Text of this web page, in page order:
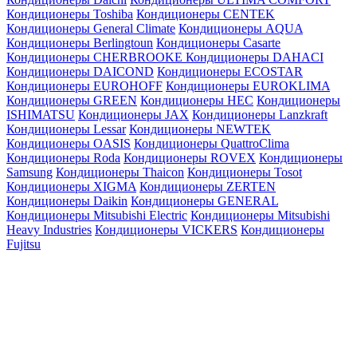
Кондиционеры Toshiba Кондиционеры CENTEK
Кондиционеры General Climate Кондиционеры AQUA
Кондиционеры Berlingtoun Кондиционеры Casarte
Кондиционеры CHERBROOKE Кондиционеры DAHACI
Кондиционеры DAICOND Кондиционеры ECOSTAR
Кондиционеры EUROHOFF Кондиционеры EUROKLIMA
Кондиционеры GREEN Кондиционеры HEC Кондиционеры
ISHIMATSU Кондиционеры JAX Кондиционеры Lanzkraft
Кондиционеры Lessar Кондиционеры NEWTEK
Кондиционеры OASIS Кондиционеры QuattroClima
Кондиционеры Roda Кондиционеры ROVEX Кондиционеры
Samsung Кондиционеры Thaicon Кондиционеры Tosot
Кондиционеры XIGMA Кондиционеры ZERTEN
Кондиционеры Daikin Кондиционеры GENERAL
Кондиционеры Mitsubishi Electric Кондиционеры Mitsubishi
Heavy Industries Кондиционеры VICKERS Кондиционеры
Fujitsu